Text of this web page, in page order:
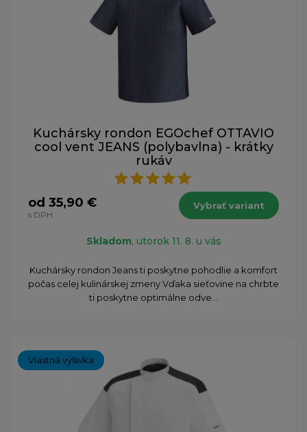
Kuchársky rondon EGOchef OTTAVIO
cool vent JEANS (polybavlna) - krátky
rukáv
od 35,90 €
s DPH
Vybrať variant
Skladom, utorok 11. 8. u vás
Kuchársky rondon Jeans ti poskytne pohodlie a komfort
počas celej kulinárskej zmeny Vďaka sieťovine na chrbte
ti poskytne optimálne odve...
Vlastná výšivka